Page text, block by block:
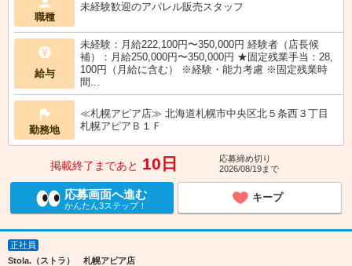
職種
未経験歓迎のアパレル販売スタッフ
給与
未経験：月給222,100円〜350,000円 経験者（店長候
補）：月給250,000円〜350,000円 ★固定残業手当：28,
100円（月給に含む） ※経験・能力考慮 ※固定残業時
間...
勤務地
≪札幌アピア店≫ 北海道札幌市中央区北５条西３丁目
札幌アピアＢ１Ｆ
掲載終了まであと 10日
応募締め切り
2026/08/19まで
応募画面へ進む
かんたん3ステップ！
キープ
正社員
Stola.（ストラ） 札幌アピア店